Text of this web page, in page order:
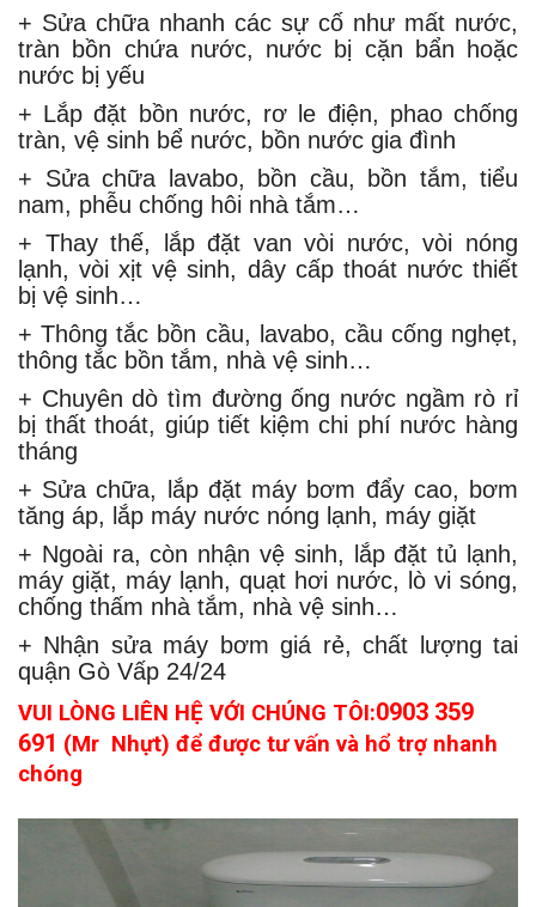
+ Sửa chữa nhanh các sự cố như mất nước,
tràn bồn chứa nước, nước bị cặn bẩn hoặc
nước bị yếu
+ Lắp đặt bồn nước, rơ le điện, phao chống
tràn, vệ sinh bể nước, bồn nước gia đình
+ Sửa chữa lavabo, bồn cầu, bồn tắm, tiểu
nam, phễu chống hôi nhà tắm…
+ Thay thế, lắp đặt van vòi nước, vòi nóng
lạnh, vòi xịt vệ sinh, dây cấp thoát nước thiết
bị vệ sinh…
+Thông tắc bồn cầu, lavabo, cầu cống nghẹt,
thông tắc bồn tắm, nhà vệ sinh…
+ Chuyên dò tìm đường ống nước ngầm rò rỉ
bị thất thoát, giúp tiết kiệm chi phí nước hàng
tháng
+ Sửa chữa, lắp đặt máy bơm đẩy cao, bơm
tăng áp, lắp máy nước nóng lạnh, máy giặt
+ Ngoài ra, còn nhận vệ sinh, lắp đặt tủ lạnh,
máy giặt, máy lạnh, quạt hơi nước, lò vi sóng,
chống thấm nhà tắm, nhà vệ sinh…
+ Nhận sửa máy bơm giá rẻ, chất lượng tai
quận Gò Vấp 24/24
VUI LÒNG LIÊN HỆ VỚI CHÚNG TÔI:0903 359
691 (Mr Nhựt) để được tư vấn và hổ trợ nhanh
chóng